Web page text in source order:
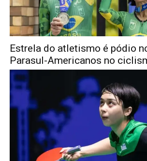
Estrela do atletismo é pódio
Parasul-Americanos no